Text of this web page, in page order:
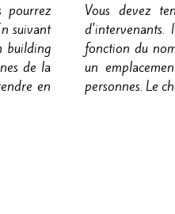
pourrez
suivant
building
de la
en
Vous devez
d'intervenants.
fonction du
un
personnes. Le